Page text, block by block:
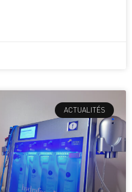
ACTUALITÉS